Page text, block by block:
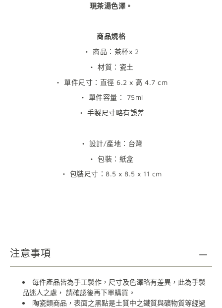
現茶湯色澤。
商品規格
・ 商品：茶杯x 2
・ 材質：瓷土
・ 單件尺寸：直徑 6.2 x 高 4.7 cm
・ 單件容量： 75ml
・ 手製尺寸略有誤差
・ 設計/產地：台灣
・ 包裝：紙盒
・ 包裝尺寸： 8.5 x 8.5 x 11 cm
注意事項
每件產品皆為手工製作，尺寸及色澤略有差異，此為手製
品迷人之處， 請確認後再下單購買。
陶瓷類商品，表面之黑點是土質中之鐵質與礦物質等經過